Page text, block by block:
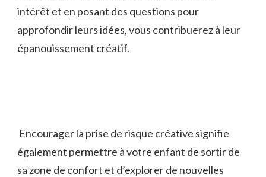
intérêt et en ‌posant des questions pour
⁤approfondir leurs idées, vous ⁤contribuerez‍ à leur
⁣épanouissement ‍créatif.
⁤ Encourager⁢ la prise de risque créative signifie
‍également permettre ‍à votre enfant de sortir de‍
sa zone de confort et d’explorer de ⁤nouvelles